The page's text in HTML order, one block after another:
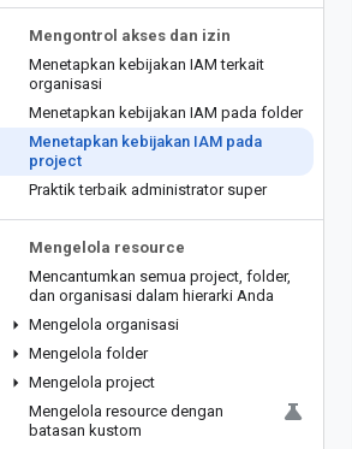
Mengontrol akses dan izin
Menetapkan kebijakan IAM terkait
organisasi
Menetapkan kebijakan IAM pada folder
Menetapkan kebijakan IAM pada
project
Praktik terbaik administrator super
Mengelola resource
Mencantumkan semua project, folder,
dan organisasi dalam hierarki Anda
Mengelola organisasi
Mengelola folder
Mengelola project
Mengelola resource dengan
batasan kustom